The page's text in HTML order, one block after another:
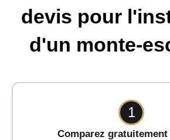
devis pour
d'un monte-
1
Comparez